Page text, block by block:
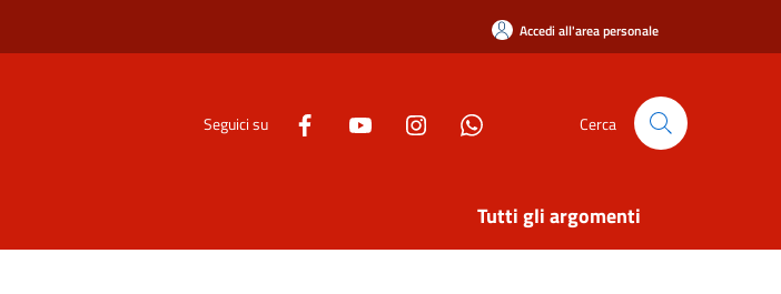
Accedi all'area personale
Seguici su Cerca
Tutti gli argomenti